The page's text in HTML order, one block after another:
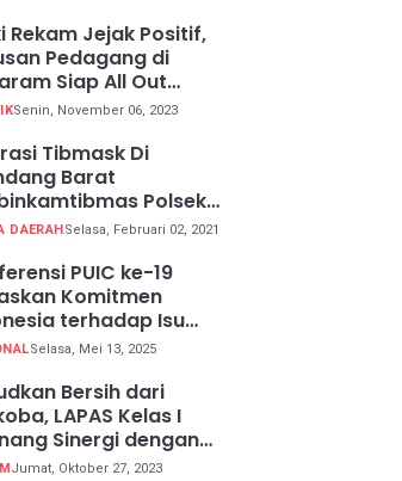
Rekam Jejak Positif,
Pedagang di
Siap All Out
Ganjar-Mahfud
Senin, November 06, 2023
Tibmask Di
Barat
Polsek
Bagikan Masker
DAERAHSelasa, Februari 02, 2021
PUIC ke-19
Komitmen
terhadap Isu
Global
Selasa, Mei 13, 2025
Bersih dari
LAPAS Kelas I
Sinergi dengan
Resor Metro
Jumat, Oktober 27, 2023